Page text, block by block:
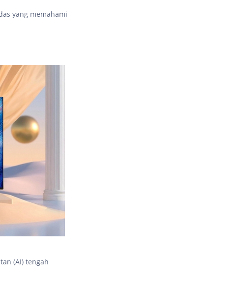
yang memahami
(AI) tengah